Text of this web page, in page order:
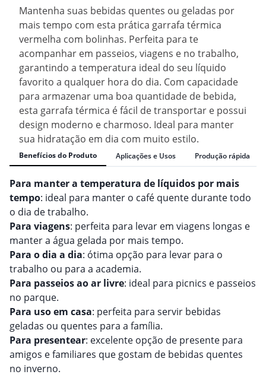
Mantenha suas bebidas quentes ou geladas por
mais tempo com esta prática garrafa térmica
vermelha com bolinhas. Perfeita para te
acompanhar em passeios, viagens e no trabalho,
garantindo a temperatura ideal do seu líquido
favorito a qualquer hora do dia. Com capacidade
para armazenar uma boa quantidade de bebida,
esta garrafa térmica é fácil de transportar e possui
design moderno e charmoso. Ideal para manter
sua hidratação em dia com muito estilo.
Benefícios do Produto Aplicações e Usos Produção rápida
Para manter a temperatura de líquidos por mais
tempo: ideal para manter o café quente durante todo
o dia de trabalho.
Para viagens: perfeita para levar em viagens longas e
manter a água gelada por mais tempo.
Para o dia a dia: ótima opção para levar para o
trabalho ou para a academia.
Para passeios ao ar livre: ideal para picnics e passeios
no parque.
Para uso em casa: perfeita para servir bebidas
geladas ou quentes para a família.
Para presentear: excelente opção de presente para
amigos e familiares que gostam de bebidas quentes
no inverno.